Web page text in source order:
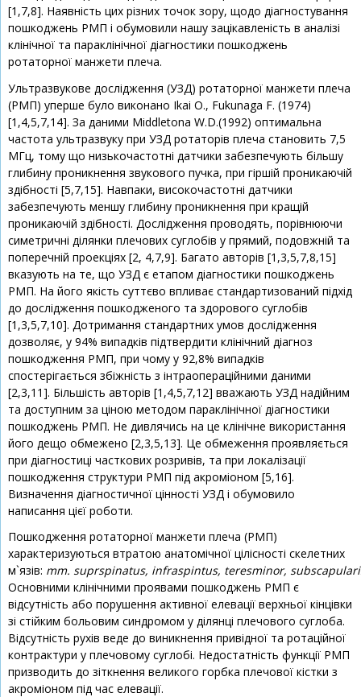
[1,7,8]. Наявність цих різних точок зору, щодо діагностування
пошкоджень РМП і обумовили нашу зацікавленість в аналізі
клінічної та параклінічної діагностики пошкоджень
ротаторної манжети плеча.
Ультразвукове дослідження (УЗД) ротаторної манжети плеча
(РМП) уперше було виконано Ikai O., Fukunaga F. (1974)
[1,4,5,7,14]. За даними Middletona W.D.(1992) оптимальна
частота ультразвуку при УЗД ротаторів плеча становить 7,5
МГц, тому що низькочастотні датчики забезпечують більшу
глибину проникнення звукового пучка, при гіршій проникаючій
здібності [5,7,15]. Навпаки, високочастотні датчики
забезпечують меншу глибину проникнення при кращій
проникаючій здібності. Дослідження проводять, порівнюючи
симетричні ділянки плечових суглобів у прямий, подовжній та
поперечній проекціях [2, 4,7,9]. Багато авторів [1,3,5,7,8,15]
вказують на те, що УЗД є етапом діагностики пошкоджень
РМП. На його якість суттєво впливає стандартизований підхід
до дослідження пошкодженого та здорового суглобів
[1,3,5,7,10]. Дотримання стандартних умов дослідження
дозволяє, у 94% випадків підтвердити клінічний діагноз
пошкодження РМП, при чому у 92,8% випадків
спостерігається збіжність з інтраопераційними даними
[2,3,11]. Більшість авторів [1,4,5,7,12] вважають УЗД надійним
та доступним за ціною методом параклінічної діагностики
пошкоджень РМП. Не дивлячись на це клінічне використання
його дещо обмежено [2,3,5,13]. Це обмеження проявляється
при діагностиці часткових розривів, та при локалізації
пошкодження структури РМП під акроміоном [5,16].
Визначення діагностичної цінності УЗД і обумовило
написання цієї роботи.
Пошкодження ротаторної манжети плеча (РМП)
характеризуються втратою анатомічної цілісності скелетних
м`язів: mm. suprspinatus, infraspintus, teresminor,
Основними клінічними проявами пошкоджень РМП є
відсутність або порушення активної елевації верхньої кінцівки
зі стійким больовим синдромом у ділянці плечового суглоба.
Відсутність рухів веде до виникнення привідної та ротаційної
контрактури у плечовому суглобі. Недостатність функції РМП
призводить до зіткнення великого горбка плечової кістки з
акроміоном під час елевації.